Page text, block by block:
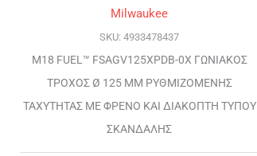
Milwaukee
SKU: 4933478437
M18 FUEL™ FSAGV125XPDB-0X ΓΩΝΙΑΚΟΣ
ΤΡΟΧΟΣ Ø 125 MM ΡΥΘΜΙΖΟΜΕΝΗΣ
ΤΑΧΥΤΗΤΑΣ ΜΕ ΦΡΕΝΟ ΚΑΙ ΔΙΑΚΟΠΤΗ ΤΥΠΟΥ
ΣΚΑΝΔΑΛΗΣ